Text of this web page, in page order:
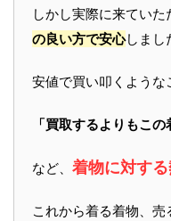
しかし実際に来ていた
の良い方で安心しまし
安値で買い叩くような
「買取するよりもこ
など、 着物に対す
これから着る着物、売